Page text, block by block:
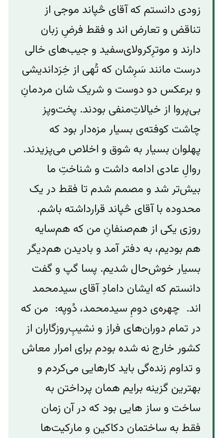
زودی دانستم که آقای څپاند موجی از
تناقض‌ و‌ تعارض اند و فقط فرضِ زبان
دارند و‌ موترِکرولای‌سفید و جیب‌های خالی
درست مانند سَرِشان که تُهی از خِرَداندیشی
و برعکس دو دوست و‌ شریک شان مردمانِ
بی‌پروا از خیالاتِ‌منفی بودند. پخت‌وپز
چاشت کوفته‌ی بسیار مزه‌دار بود که
پهلوان بسیار به شوق و اخلاص می‌پزیدند.
روالِ عادی ادامه داشت و شناختِ ما
بیش‌تر شد و مصمم شدم تا فقط در یک
محدوده با آقای څپاند قرارداشته باشم.
روزی یکی از هم‌صنفانِ من که هم‌سایه‌
هم بودیم، به دفتر آمد و‌ بادیدن هم‌دیگر
بسیار خوش‌حال شدیم. پسا گپ ‌و گفت
دانستم که‌ ایشان دامادِ آقای سیدمحمد
اند. چهره‌ی دومِ سید‌محمد، دُوپه: من که
در تمام دوران‌های فراز و‌ نشیبِ‌روزگاران از
کشور خارج نه شده بودم برای امرار معاش
و تداوم زنده‌گی باید کارهایی می‌کردم و
بهترین گزینه برایم همان پرداختن به
ساخت و ساز هایی بود که در آن زمان
فقط به ساختمان دکاکین و‌ مارکیت‌ها